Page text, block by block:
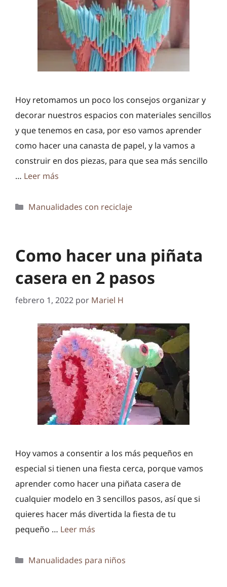
Hoy retomamos un poco los consejos organizar y
decorar nuestros espacios con materiales sencillos
y que tenemos en casa, por eso vamos aprender
como hacer una canasta de papel, y la vamos a
construir en dos piezas, para que sea más sencillo
… Leer más
Categorías
Manualidades con reciclaje
Como hacer una piñata
casera en 2 pasos
febrero 1, 2022 por Mariel H
Hoy vamos a consentir a los más pequeños en
especial si tienen una fiesta cerca, porque vamos
aprender como hacer una piñata casera de
cualquier modelo en 3 sencillos pasos, así que si
quieres hacer más divertida la fiesta de tu
pequeño … Leer más
Categorías
Manualidades para niños